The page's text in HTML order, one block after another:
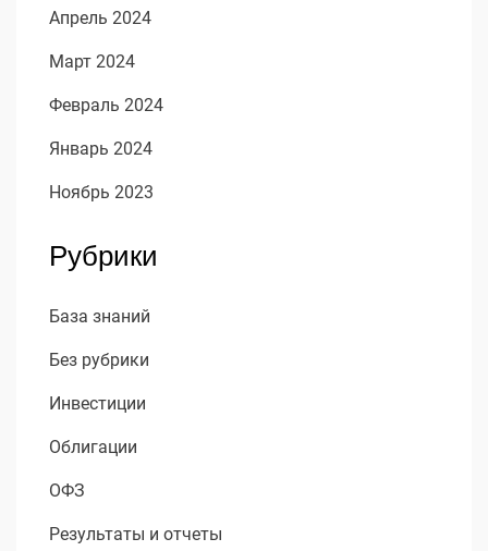
Апрель 2024
Март 2024
Февраль 2024
Январь 2024
Ноябрь 2023
Рубрики
База знаний
Без рубрики
Инвестиции
Облигации
ОФЗ
Результаты и отчеты